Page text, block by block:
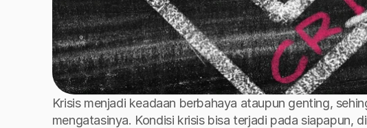
Krisis menjadi keadaan berbahaya ataupun genting,
mengatasinya. Kondisi krisis bisa terjadi pada siapapun,